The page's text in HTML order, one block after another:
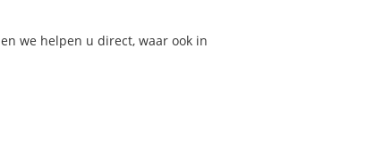
en we helpen u direct, waar ook in